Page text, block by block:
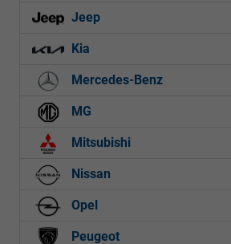
Jeep
Kia
Mercedes-Benz
MG
Mitsubishi
Nissan
Opel
Peugeot